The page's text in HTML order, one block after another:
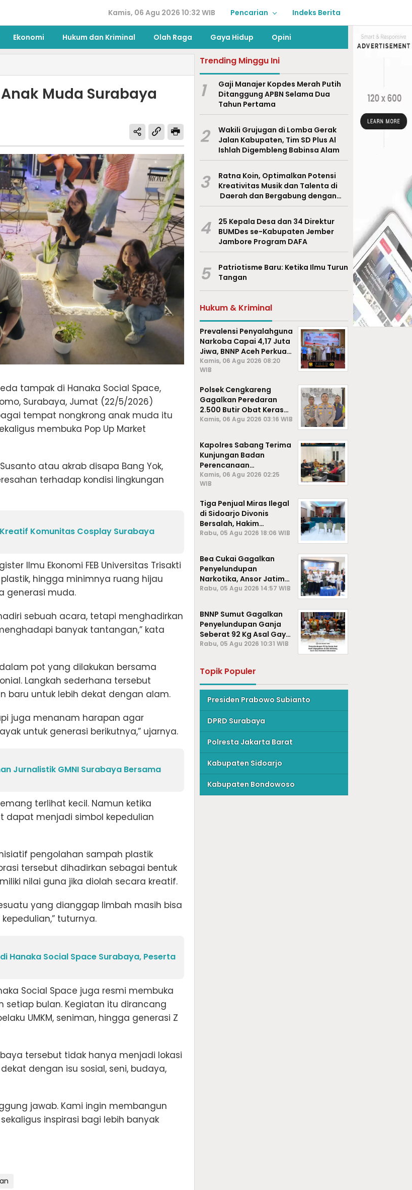
Kamis, 06 Agu 2026 10:32 WIB Pencarian Indeks Berita
Ekonomi Hukum dan Kriminal Olah Raga Gaya Hidup Opini
Muda Surabaya
tampak di Hanaka Social Space,
Surabaya, Jumat (22/5/2026)
tempat nongkrong anak muda itu
membuka Pop Up Market
atau akrab disapa Bang Yok,
terhadap kondisi lingkungan
Komunitas Cosplay Surabaya
Ilmu Ekonomi FEB Universitas Trisakti
hingga minimnya ruang hijau
generasi muda.
sebuah acara, tetapi menghadirkan
banyak tantangan,” kata
pot yang dilakukan bersama
Langkah sederhana tersebut
baru untuk lebih dekat dengan alam.
juga menanam harapan agar
untuk generasi berikutnya,” ujarnya.
Jurnalistik GMNI Surabaya Bersama
terlihat kecil. Namun ketika
dapat menjadi simbol kepedulian
pengolahan sampah plastik
tersebut dihadirkan sebagai bentuk
nilai guna jika diolah secara kreatif.
yang dianggap limbah masih bisa
tuturnya.
Hanaka Social Space Surabaya, Peserta
Social Space juga resmi membuka
setiap bulan. Kegiatan itu dirancang
UMKM, seniman, hingga generasi Z
tersebut tidak hanya menjadi lokasi
dengan isu sosial, seni, budaya,
jawab. Kami ingin membangun
inspirasi bagi lebih banyak
Trending Minggu Ini
1
Gaji Manajer Kopdes Merah Putih
Ditanggung APBN Selama Dua
Tahun Pertama
2
Wakili Grujugan di Lomba Gerak
Jalan Kabupaten, Tim SD Plus Al
Ishlah Digembleng Babinsa Alam
3
Ratna Koin, Optimalkan Potensi
Kreativitas Musik dan Talenta di
Daerah dan Bergabung dengan
Ekraf Pasuruan
4
25 Kepala Desa dan 34 Direktur
BUMDes se-Kabupaten Jember
Jambore Program DAFA
5
Patriotisme Baru: Ketika Ilmu Turun
Tangan
Hukum & Kriminal
Prevalensi Penyalahguna
Narkoba Capai 4,17 Juta
Jiwa, BNNP Aceh Perkuat
P4GN di Subulussalam
Kamis, 06 Agu 2026 08:20
WIB
Polsek Cengkareng
Gagalkan Peredaran
2.500 Butir Obat Keras
Daftar G, Satu Pengedar
Kamis, 06 Agu 2026 03:16 WIB
Kapolres Sabang Terima
Kunjungan Badan
Perencanaan
Pembangunan Daerah
(BAPPEDA) Kota Sabang,
Kamis, 06 Agu 2026 02:25
WIB
Tiga Penjual Miras Ilegal
di Sidoarjo Divonis
Bersalah, Hakim
Jatuhkan Denda hingga
Rabu, 05 Agu 2026 18:06 WIB
Bea Cukai Gagalkan
Penyelundupan
Narkotika, Ansor Jatim
Negara Tak Kalah dari
Rabu, 05 Agu 2026 14:57 WIB
BNNP Sumut Gagalkan
Penyelundupan Ganja
Seberat 92 Kg Asal Gayo
Lues, Aceh.
Rabu, 05 Agu 2026 10:31 WIB
Topik Populer
Presiden Prabowo Subianto
DPRD Surabaya
Polresta Jakarta Barat
Kabupaten Sidoarjo
Kabupaten Bondowoso